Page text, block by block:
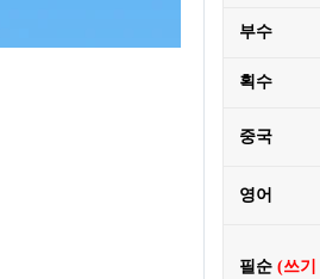
부수
획수
중국
영어
필순 (쓰기